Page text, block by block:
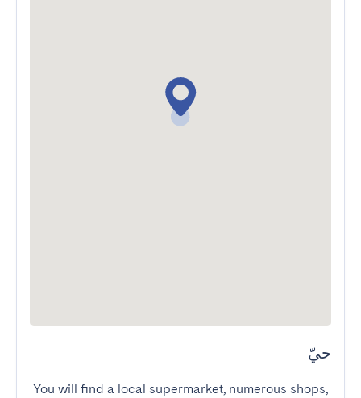
حيّ
You will find a local supermarket, numerous shops,